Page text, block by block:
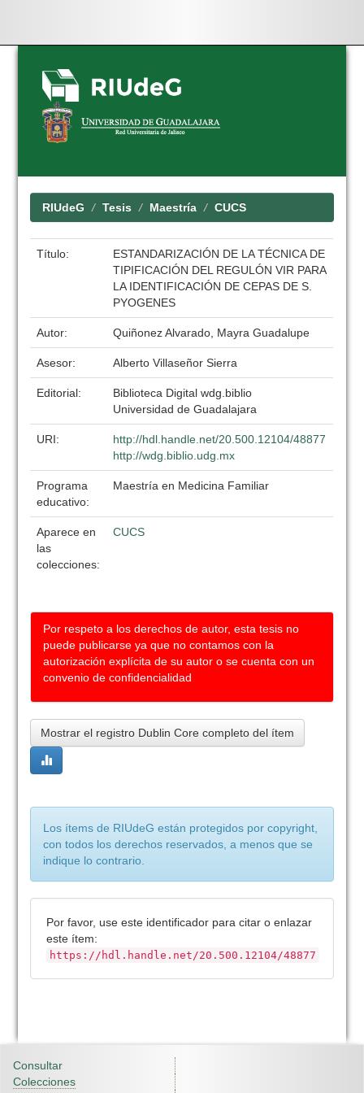
Skip
navigation
RIUdeG Tesis Maestría CUCS
Título:
ESTANDARIZACIÓN DE LA TÉCNICA DE
TIPIFICACIÓN DEL REGULÓN VIR PARA
LA IDENTIFICACIÓN DE CEPAS DE S.
PYOGENES
Autor: Quiñonez Alvarado, Mayra Guadalupe
Asesor: Alberto Villaseñor Sierra
Editorial:
Biblioteca Digital wdg.biblio
Universidad de Guadalajara
URI:
http://hdl.handle.net/20.500.12104/48877
http://wdg.biblio.udg.mx
Programa
educativo:
Maestría en Medicina Familiar
Aparece en
las
colecciones:
CUCS
Por respeto a los derechos de autor, esta tesis no
puede publicarse ya que no contamos con la
autorización explícita de su autor o se cuenta con un
convenio de confidencialidad
Mostrar el registro Dublin Core completo del ítem
Los ítems de RIUdeG están protegidos por copyright,
con todos los derechos reservados, a menos que se
indique lo contrario.
Por favor, use este identificador para citar o enlazar
este ítem:
https://hdl.handle.net/20.500.12104/48877
Consultar
Colecciones